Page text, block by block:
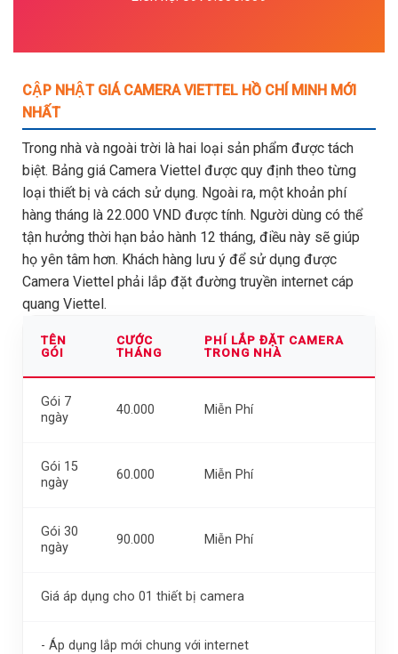
CẬP NHẬT GIÁ CAMERA VIETTEL HỒ CHÍ MINH MỚI
NHẤT
Trong nhà và ngoài trời là hai loại sản phẩm được tách
biệt. Bảng giá Camera Viettel được quy định theo từng
loại thiết bị và cách sử dụng. Ngoài ra, một khoản phí
hàng tháng là 22.000 VND được tính. Người dùng có thể
tận hưởng thời hạn bảo hành 12 tháng, điều này sẽ giúp
họ yên tâm hơn. Khách hàng lưu ý để sử dụng được
Camera Viettel phải lắp đặt đường truyền internet cáp
quang Viettel.
TÊN
GÓI
CƯỚC
THÁNG
PHÍ LẮP ĐẶT CAMERA
TRONG NHÀ
Gói 7
ngày
40.000 Miễn Phí
Gói 15
ngày
60.000 Miễn Phí
Gói 30
ngày
90.000 Miễn Phí
Giá áp dụng cho 01 thiết bị camera
- Áp dụng lắp mới chung với internet